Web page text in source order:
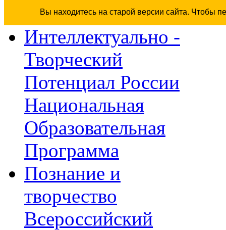
Вы находитесь на старой версии сайта. Чтобы
Интеллектуально -
Творческий
Потенциал России
Национальная
Образовательная
Программа
Познание и
творчество
Всероссийский